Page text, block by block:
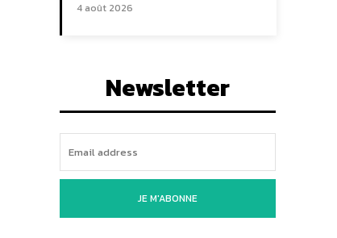
4 août 2026
Newsletter
JE M'ABONNE